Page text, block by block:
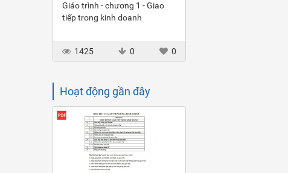
Giáo trình - chương 1 - Giao
tiếp trong kinh doanh
1425 0 0
Hoạt động gần đây